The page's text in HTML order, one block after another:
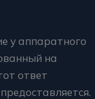
у аппаратного
на
ответ